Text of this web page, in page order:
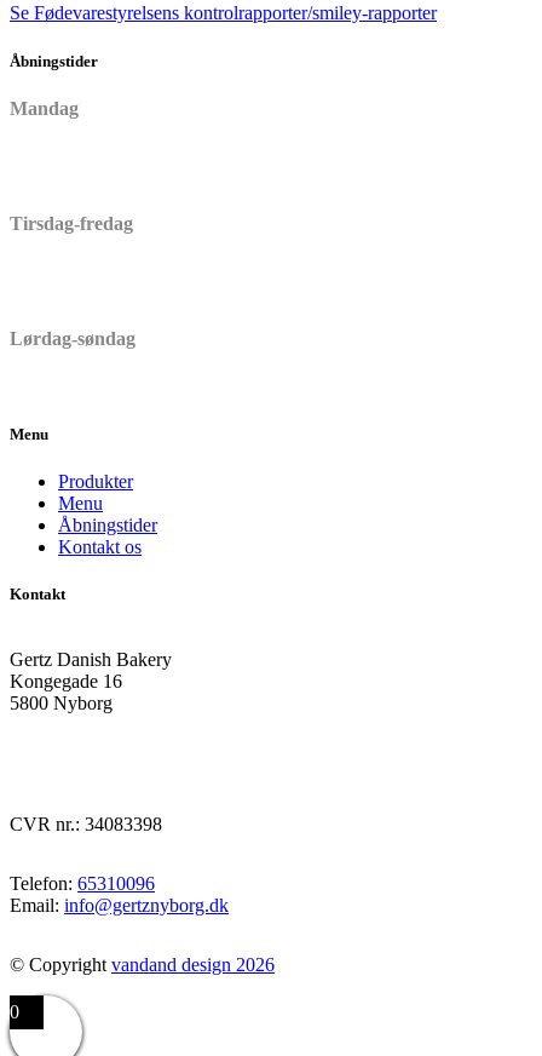
Se Fødevarestyrelsens kontrolrapporter/smiley-rapporter
Åbningstider
Mandag
Tirsdag-fredag
Lørdag-søndag
Menu
Produkter
Menu
Åbningstider
Kontakt os
Kontakt
Gertz Danish Bakery
Kongegade 16
5800 Nyborg
CVR nr.: 34083398
Telefon: 65310096
Email: info@gertznyborg.dk
© Copyright vandand design 2026
0